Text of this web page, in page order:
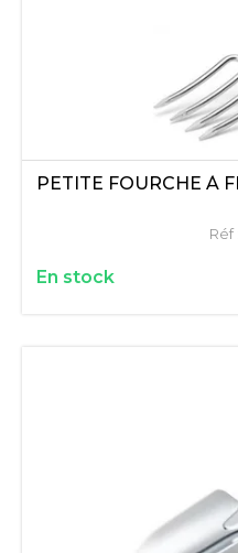
PETITE FOURCHE À
Réf :
En stock